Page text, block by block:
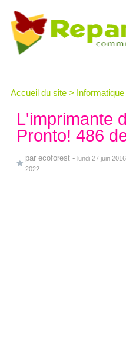
Accueil du site > Informatique
L'imprimante
Pronto! 486
par ecoforest - lundi 27 juin
2022